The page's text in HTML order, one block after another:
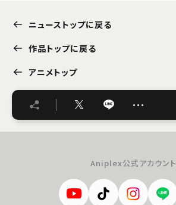
ニューストップに戻る
作品トップに戻る
アニメトップ
…
Aniplex公式アカウント